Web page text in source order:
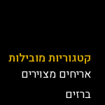
קטגוריות מובילות
אריחים מצוירים
ברזים